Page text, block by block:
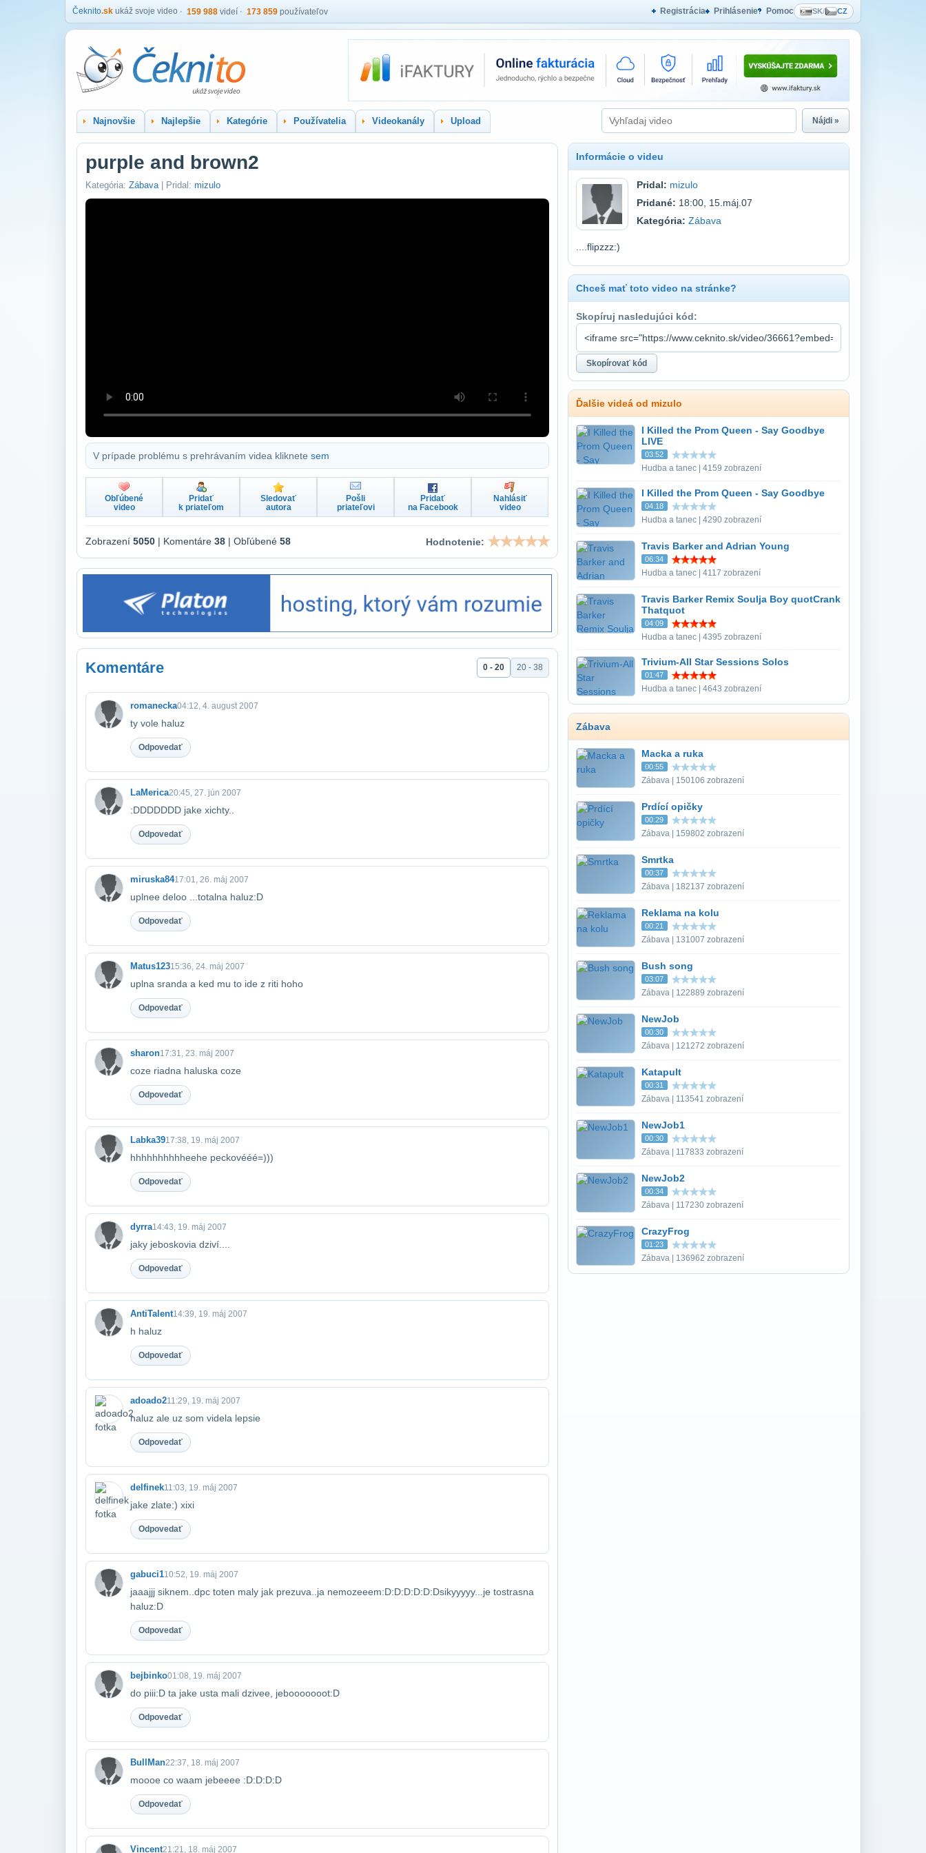
Čeknito.sk ukáž svoje video 159 988 videí 173 859 používateľov Registrácia Prihlásenie Pomoc SK/ CZ
Najnovšie Najlepšie Kategórie Používatelia Videokanály Upload Nájdi »
purple and brown2
Kategória: Zábava| Pridal: mizulo
V prípade problému s prehrávaním videa kliknete sem
Obľúbené
video
Pridať
k priateľom
Sledovať
autora
Pošli
priateľovi
Pridať
na Facebook
Nahlásiť
video
Zobrazení 5050 | Komentáre 38 | Obľúbené 58 Hodnotenie:
Komentáre 0 - 20 20 - 38
romanecka04:12, 4. august 2007
ty vole haluz
Odpovedať
LaMerica20:45, 27. jún 2007
:DDDDDDD jake xichty..
Odpovedať
miruska8417:01, 26. máj 2007
uplnee deloo ...totalna haluz:D
Odpovedať
Matus12315:36, 24. máj 2007
uplna sranda a ked mu to ide z riti hoho
Odpovedať
sharon17:31, 23. máj 2007
coze riadna haluska coze
Odpovedať
Labka3917:38, 19. máj 2007
hhhhhhhhhheehe peckovééé=)))
Odpovedať
dyrra14:43, 19. máj 2007
jaky jeboskovia dziví....
Odpovedať
AntiTalent14:39, 19. máj 2007
h haluz
Odpovedať
adoado211:29, 19. máj 2007
haluz ale uz som videla lepsie
Odpovedať
delfinek11:03, 19. máj 2007
jake zlate:) xixi
Odpovedať
gabuci110:52, 19. máj 2007
jaaajjj siknem..dpc toten maly jak prezuva..ja nemozeeem:D:D:D:D:D:Dsikyyyyy...je to​strasna
haluz:D
Odpovedať
bejbinko01:08, 19. máj 2007
do piii:D ta jake usta mali dzivee, jebooooooot:D
Odpovedať
BullMan22:37, 18. máj 2007
moooe co waam jebeeee :D:D:D:D
Odpovedať
Vincent21:21, 18. máj 2007
Informácie o videu
Pridal: mizulo
Pridané: 18:00, 15.máj.07
Kategória: Zábava
....flipzzz:)
Chceš mať toto video na stránke?
Skopíruj nasledujúci kód:
Ďalšie videá od mizulo
I Killed the Prom Queen - Say Goodbye
LIVE
03:52
Hudba a tanec | 4159 zobrazení
I Killed the Prom Queen - Say Goodbye
04:18
Hudba a tanec | 4290 zobrazení
Travis Barker and Adrian Young
06:34
Hudba a tanec | 4117 zobrazení
Travis Barker Remix Soulja Boy quotCrank
Thatquot
04:09
Hudba a tanec | 4395 zobrazení
Trivium-All Star Sessions Solos
01:47
Hudba a tanec | 4643 zobrazení
Zábava
Macka a ruka
00:55
Zábava | 150106 zobrazení
Prdící opičky
00:29
Zábava | 159802 zobrazení
Smrtka
00:37
Zábava | 182137 zobrazení
Reklama na kolu
00:21
Zábava | 131007 zobrazení
Bush song
03:07
Zábava | 122889 zobrazení
NewJob
00:30
Zábava | 121272 zobrazení
Katapult
00:31
Zábava | 113541 zobrazení
NewJob1
00:30
Zábava | 117833 zobrazení
NewJob2
00:34
Zábava | 117230 zobrazení
CrazyFrog
01:23
Zábava | 136962 zobrazení